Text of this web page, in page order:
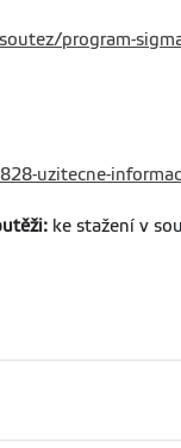
program-
uzitecne-
: ke stažení v